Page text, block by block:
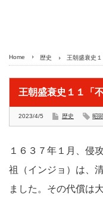
Home 歴史 王朝盛衰史
王朝盛衰史１１「
2023/4/5 歴史 昭
１６３７年１月、侵
祖（インジョ）は、
ました。その代償は